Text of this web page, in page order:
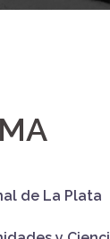
de La Plata